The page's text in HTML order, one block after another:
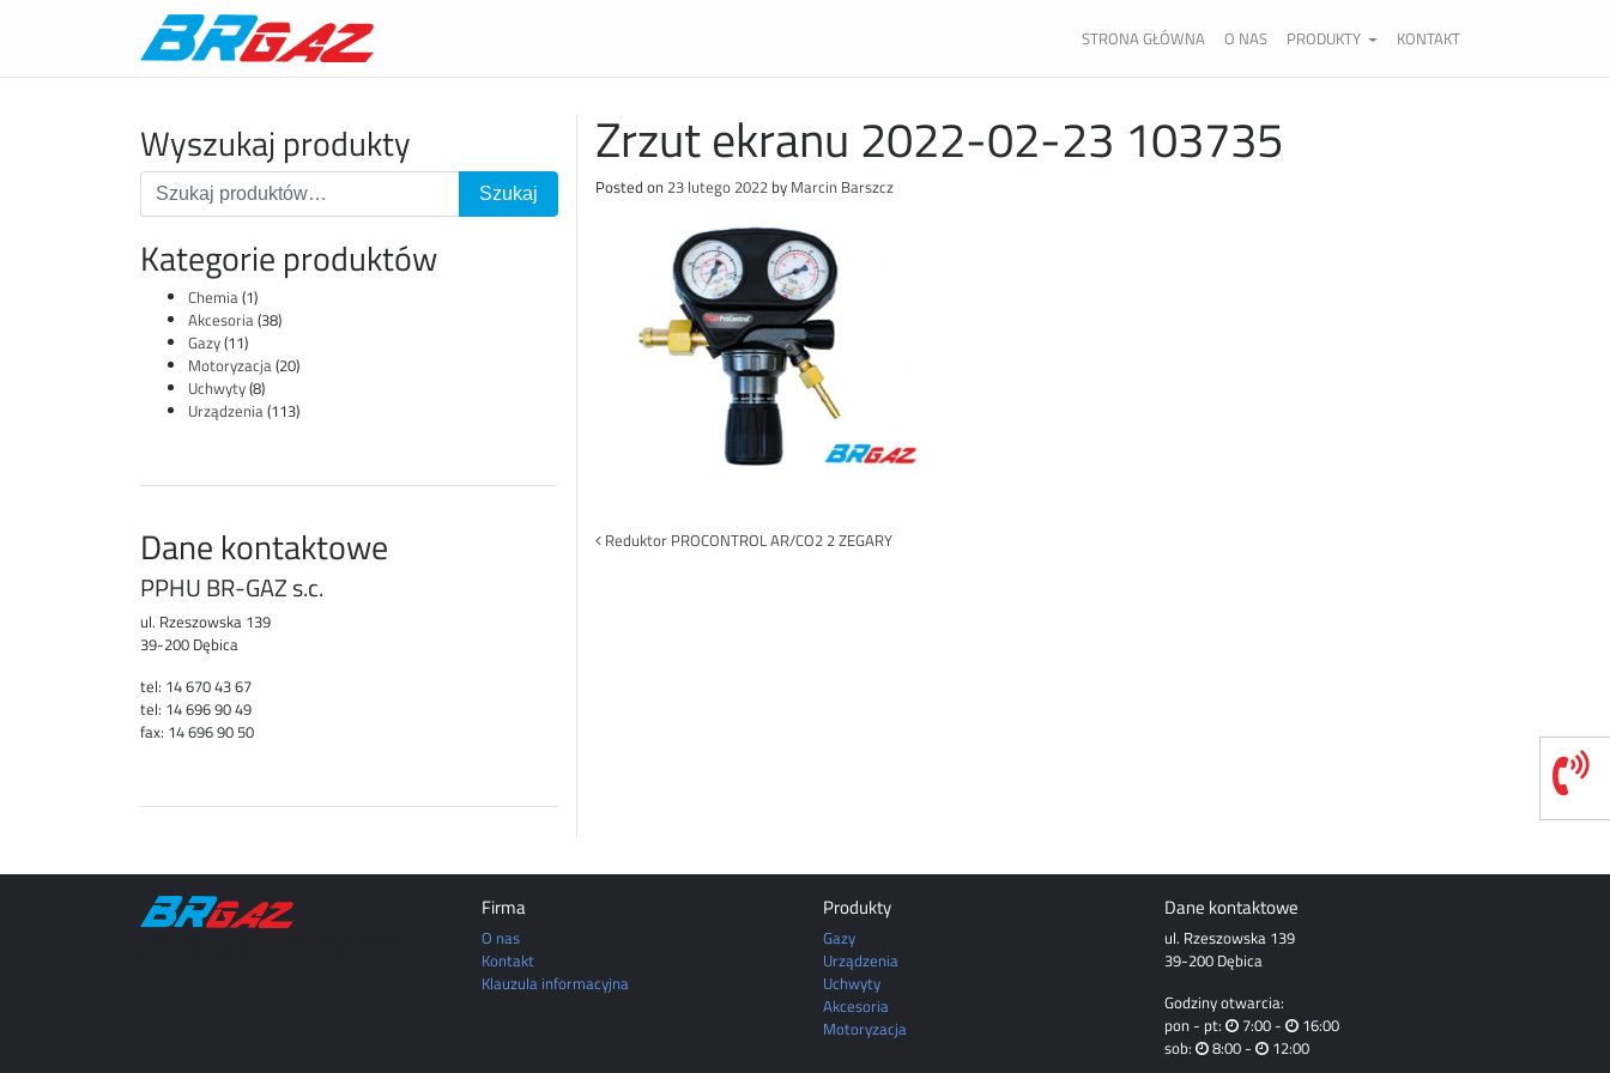
STRONA GŁÓWNA O NAS PRODUKTY KONTAKT
Wyszukaj produkty
Kategorie produktów
Chemia(1)
Akcesoria(38)
Gazy(11)
Motoryzacja(20)
Uchwyty(8)
Urządzenia(113)
Dane kontaktowe
PPHU BR-GAZ s.c.
ul. Rzeszowska 139
39-200 Dębica
tel: 14 670 43 67
tel: 14 696 90 49
fax: 14 696 90 50
Zrzut ekranu 2022-02-23 103735
Posted on 23 lutego 2022by Marcin Barszcz
Post
Reduktor PROCONTROL AR/CO2 2 ZEGARY
Firma
O nas
Kontakt
Klauzula informacyjna
Produkty
Gazy
Urządzenia
Uchwyty
Akcesoria
Motoryzacja
Dane kontaktowe
ul. Rzeszowska 139
39-200 Dębica
Godziny otwarcia:
pon - pt:
7:00 -
16:00
sob:
8:00 - 12:00